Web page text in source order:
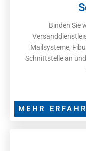
Binden Sie
Mailsysteme,
Schnittstelle an
MEHR